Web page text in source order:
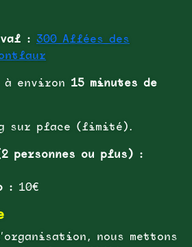
: 300 Allées des
environ 15 minutes de
sur place (limité).
personnes ou plus) :
: 10€
nous mettons